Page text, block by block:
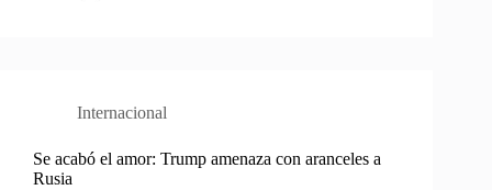
Internacional
Se acabó el amor: Trump amenaza con aranceles a
Rusia